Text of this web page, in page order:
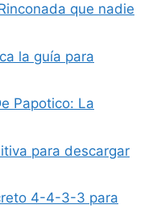
que nadie
la guía para
Papotico: La
para descargar
4-4-3-3 para